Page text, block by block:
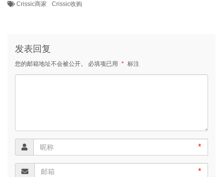
Crissic商家 Crissic收购
发表回复
您的邮箱地址不会被公开。 必填项已用 * 标注
*
*